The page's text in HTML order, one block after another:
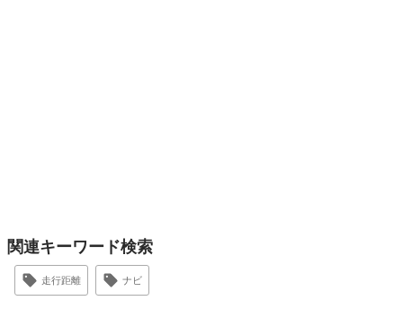
関連キーワード検索
走行距離 ナビ